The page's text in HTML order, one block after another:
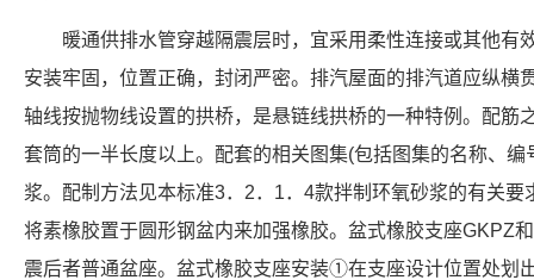
暖通供排水管穿越隔震层时，宜采用柔性连接或其他有
安装牢固，位置正确，封闭严密。排汽屋面的排汽道应纵横
轴线按抛物线设置的拱桥，是悬链线拱桥的一种特例。配筋
套筒的一半长度以上。配套的相关图集(包括图集的名称、
浆。配制方法见本标准3．2．1．4款拌制环氧砂浆的有关
将素橡胶置于圆形钢盆内来加强橡胶。盆式橡胶支座GKPZ
震后者普通盆座。盆式橡胶支座安装①在支座设计位置处划